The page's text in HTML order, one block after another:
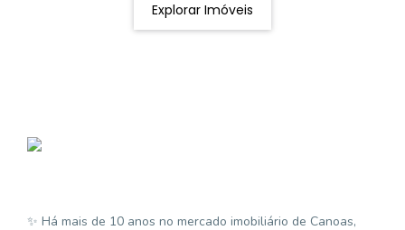
Explorar Imóveis
✨ Há mais de 10 anos no mercado imobiliário de Canoas,